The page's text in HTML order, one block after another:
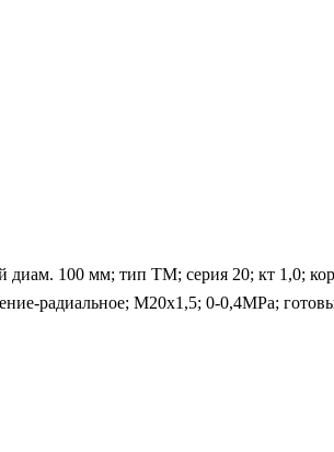
100 мм; тип ТМ; серия 20; кт 1,0;
радиальное; М20х1,5; 0-0,4MPa;